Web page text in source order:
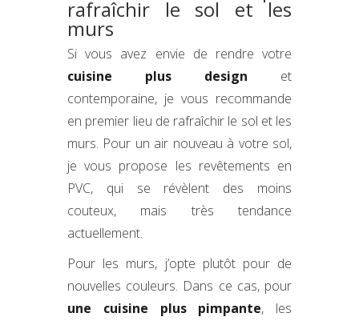
rafraîchir le sol et les
murs
Si vous avez envie de rendre votre
cuisine plus design et
contemporaine, je vous recommande
en premier lieu de rafraîchir le sol et les
murs. Pour un air nouveau à votre sol,
je vous propose les revêtements en
PVC, qui se révèlent des moins
couteux, mais très tendance
actuellement.
Pour les murs, j’opte plutôt pour de
nouvelles couleurs. Dans ce cas, pour
une cuisine plus pimpante, les